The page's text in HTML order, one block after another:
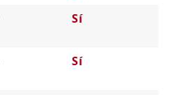
Sí
Sí